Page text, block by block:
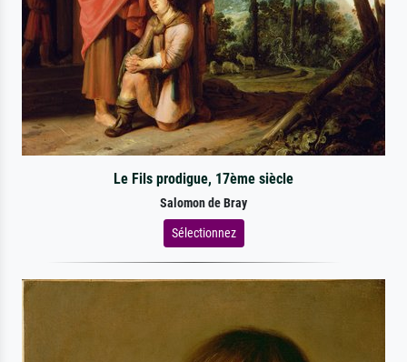
Le Fils prodigue, 17ème siècle
Salomon de Bray
Sélectionnez